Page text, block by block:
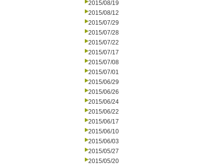
2015/08/19
2015/08/12
2015/07/29
2015/07/28
2015/07/22
2015/07/17
2015/07/08
2015/07/01
2015/06/29
2015/06/26
2015/06/24
2015/06/22
2015/06/17
2015/06/10
2015/06/03
2015/05/27
2015/05/20